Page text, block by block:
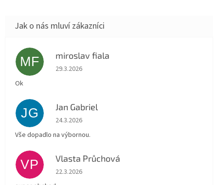
MF miroslav fiala
Hodnocení obchodu je 5 z 5 hvězdiček.
29.3.2026
Ok
JG Jan Gabriel
Hodnocení obchodu je 5 z 5 hvězdiček.
24.3.2026
Vše dopadlo na výbornou.
VP Vlasta Průchová
Hodnocení obchodu je 5 z 5 hvězdiček.
22.3.2026